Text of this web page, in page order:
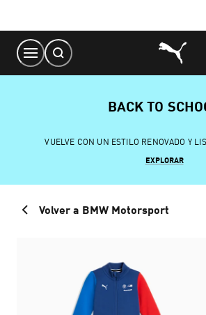
Content
BACK TO
VUELVE CON UN ESTILO RENOVADO Y
EXPLORAR
Volver a BMW Motorsport